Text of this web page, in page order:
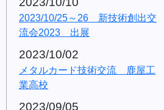
2023/10/25～26 新技術創出交
流会2023 出展
2023/10/02
メタルカード技術交流 鹿屋工
業高校
2023/09/05